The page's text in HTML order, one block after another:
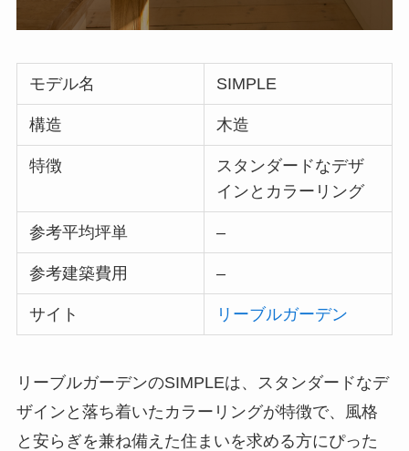
モデル名 SIMPLE
構造 木造
特徴
スタンダードなデザ
インとカラーリング
参考平均坪単 –
参考建築費用 –
サイト リーブルガーデン
リーブルガーデンのSIMPLEは、スタンダードなデ
ザインと落ち着いたカラーリングが特徴で、風格
と安らぎを兼ね備えた住まいを求める方にぴった